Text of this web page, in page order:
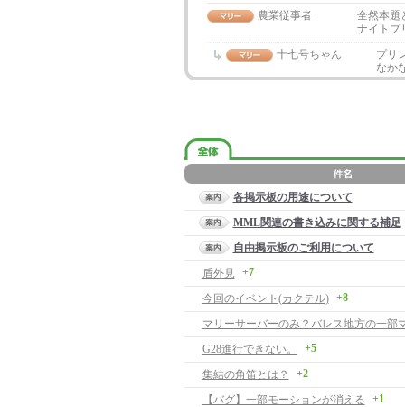
農業従事者
全然本題
ナイトプ
十七号ちゃん
プリ
なか
各掲示板の用途について
MML関連の書き込みに関する補足
自由掲示板のご利用について
盾外見
+7
今回のイベント(カクテル) +8
マリーサーバーのみ？バレス地方の一部
G28進行できない。
+5
集結の角笛とは？ +2
【バグ】一部モーションが消える +1